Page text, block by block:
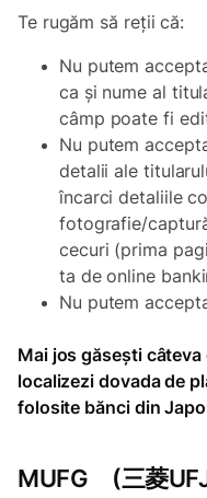
Te rugăm să reții că:
Nu putem
ca și nume al
câmp poate fi
Nu putem
detalii ale
încarci detaliile
fotografie/
cecuri (prima
ta de online
Nu putem
Mai jos găsești
localizezi dovada de
folosite bănci din
MUFG (三菱UFJ